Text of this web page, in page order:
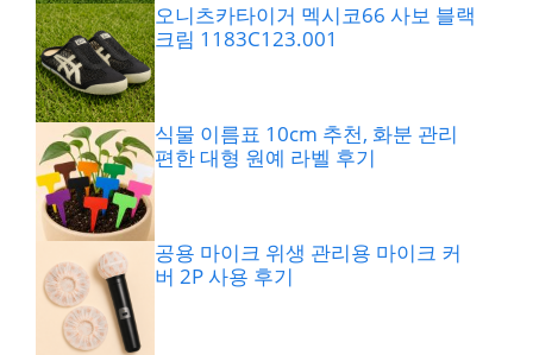
오니츠카타이거 멕시코66 사보 블랙
크림 1183C123.001
식물 이름표 10cm 추천, 화분 관리
편한 대형 원예 라벨 후기
공용 마이크 위생 관리용 마이크 커
버 2P 사용 후기